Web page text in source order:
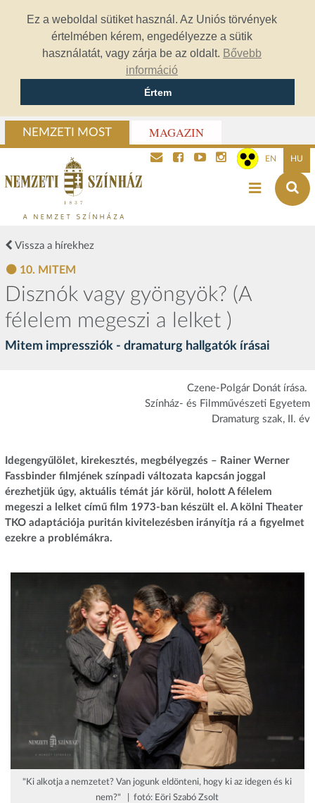
Ez a weboldal sütiket használ. Az Uniós törvények
értelmében kérem, engedélyezze a sütik
használatát, vagy zárja be az oldalt. Bővebb
információ
Értem
NEMZETI MOST MAGAZIN
EN HU
Vissza a hírekhez
10. MITEM
Disznók vagy gyöngyök? (A
félelem megeszi a lelket )
Mitem impressziók - dramaturg hallgatók írásai
Czene-Polgár Donát írása.
Színház- és Filmművészeti Egyetem
​Dramaturg szak, II. év
Idegengyűlölet, kirekesztés, megbélyegzés – Rainer Werner
Fassbinder filmjének színpadi változata kapcsán joggal
érezhetjük úgy, aktuális témát jár körül, holott A félelem
megeszi a lelket című film 1973-ban készült el. A kölni Theater
TKO adaptációja puritán kivitelezésben irányítja rá a figyelmet
ezekre a problémákra.
"Ki alkotja a nemzetet? Van jogunk eldönteni, hogy ki az idegen és ki
nem?" | fotó: Eöri Szabó Zsolt